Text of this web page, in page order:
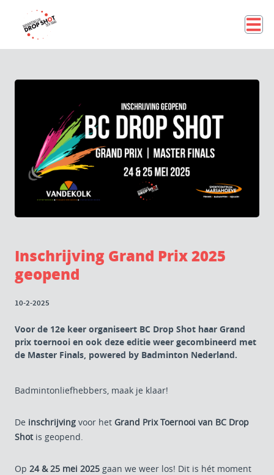
Inschrijving Grand Prix 2025
geopend
10-2-2025
Voor de 12e keer organiseert BC Drop Shot haar Grand
prix toernooi en ook deze editie weer gecombineerd met
de Master Finals, powered by Badminton Nederland.
Badmintonliefhebbers, maak je klaar!
De inschrijving voor het Grand Prix Toernooi van BC Drop
Shotis geopend.
Op 24 & 25 mei 2025 gaan we weer los! Dit is hét moment